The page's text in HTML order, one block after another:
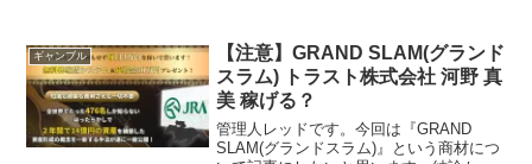
取引法に基づく表示販売事業者ミリオン
ドリーム運営局運営責任者...
ギャンブル
【注意】GRAND SLAM(グランド
スラム) トラスト株式会社 河野 真
美 稼げる？
管理人レッドです。今回は『GRAND
SLAM(グランドスラム)』という商材につ